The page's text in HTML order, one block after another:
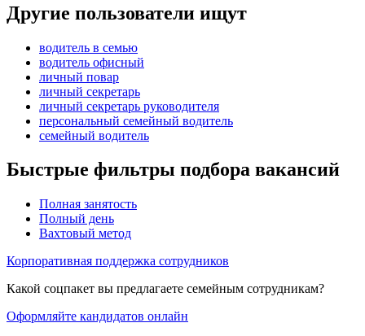
Другие пользователи ищут
водитель в семью
водитель офисный
личный повар
личный секретарь
личный секретарь руководителя
персональный семейный водитель
семейный водитель
Быстрые фильтры подбора вакансий
Полная занятость
Полный день
Вахтовый метод
Корпоративная поддержка сотрудников
Какой соцпакет вы предлагаете семейным сотрудникам?
Оформляйте кандидатов онлайн